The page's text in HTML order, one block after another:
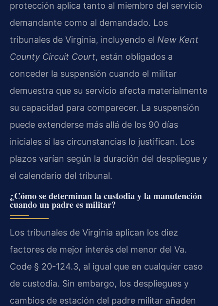
protección aplica tanto al miembro del servicio
demandante como al demandado. Los
tribunales de Virginia, incluyendo el New Kent
County Circuit Court, están obligados a
conceder la suspensión cuando el militar
demuestra que su servicio afecta materialmente
su capacidad para comparecer. La suspensión
puede extenderse más allá de los 90 días
iniciales si las circunstancias lo justifican. Los
plazos varían según la duración del despliegue y
el calendario del tribunal.
¿Cómo se determinan la custodia y la manutención
cuando un padre es militar?
Los tribunales de Virginia aplican los diez
factores de mejor interés del menor del Va.
Code § 20-124.3, al igual que en cualquier caso
de custodia. Sin embargo, los despliegues y
cambios de estación del padre militar añaden